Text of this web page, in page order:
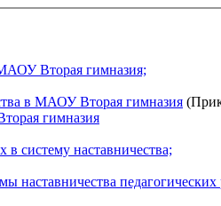
МАОУ Вторая гимназия;
в МАОУ Вторая гимназия
гимназия
систему наставничества;